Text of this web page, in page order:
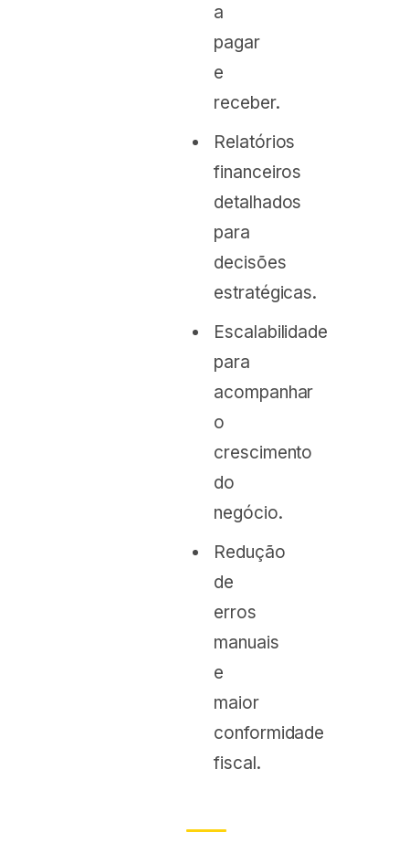
a
pagar
e
receber.
Relatórios
financeiros
detalhados
para
decisões
estratégicas.
Escalabilidade
para
acompanhar
o
crescimento
do
negócio.
Redução
de
erros
manuais
e
maior
conformidade
fiscal.